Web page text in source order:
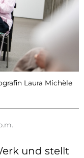
Laura Michèle
und stellt